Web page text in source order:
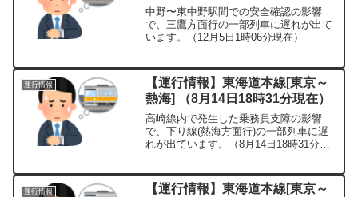
中野〜東中野駅間での安全確認の影響
で、三鷹方面行の一部列車に遅れが出て
います。（12月5日1時06分現在）
運行情報
【運行情報】東海道本線[東京～
熱海] （8月14日18時31分現在）
高崎線内で発生した乗務員支障の影響
で、下り線(熱海方面行)の一部列車に遅
れが出ています。（8月14日18時31分現
運行情報
【運行情報】東海道本線[東京～